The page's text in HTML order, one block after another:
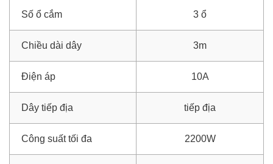
Số ổ cắm 3 ổ
Chiều dài dây 3m
Điện áp 10A
Dây tiếp địa tiếp địa
Công suất tối đa 2200W